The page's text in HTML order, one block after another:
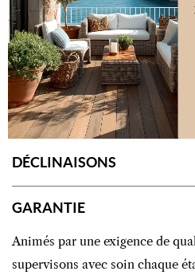
Poids
Style
DÉCLINAISONS
GARANTIE
Animés par une exigence de
supervisons avec soin chaque